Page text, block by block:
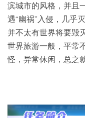
滨城市的风格，并且
遇“幽祸”入侵，几乎
并不太有世界将要毁
世界旅游一般，平常
怪，异常休闲，总之